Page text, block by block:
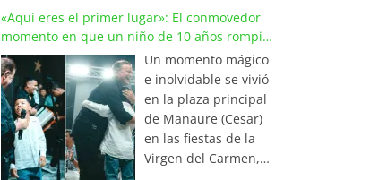
de los listados
musicales en
Colombia y países de
América y Europa.
Esta emotiva
composición del
maestro Wilfran
Castillo se posicionó
en el primer lugar de
«Aquí eres el primer lugar»: El conmovedor
momento en que un niño de 10 años rompió
en llanto al cantar con Iván Villazón
Un momento mágico
e inolvidable se vivió
en la plaza principal
de Manaure (Cesar)
en las fiestas de la
Virgen del Carmen,